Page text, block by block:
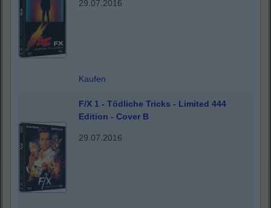
29.07.2016
Kaufen
F/X 1 - Tödliche Tricks - Limited 444
Edition - Cover B
29.07.2016